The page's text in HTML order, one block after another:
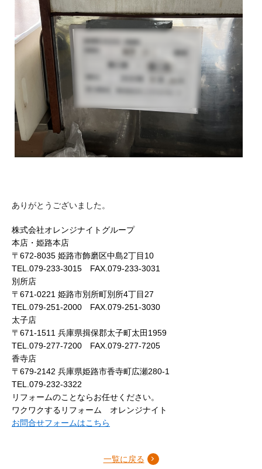
ありがとうございました。
株式会社オレンジナイトグループ
本店・姫路本店
〒672-8035 姫路市飾磨区中島2丁目10
TEL.079-233-3015 FAX.079-233-3031
別所店
〒671-0221 姫路市別所町別所4丁目27
TEL.079-251-2000 FAX.079-251-3030
太子店
〒671-1511 兵庫県揖保郡太子町太田1959
TEL.079-277-7200 FAX.079-277-7205
香寺店
〒679-2142 兵庫県姫路市香寺町広瀬280-1
TEL.079-232-3322
リフォームのことならお任せください。
ワクワクするリフォーム オレンジナイト
お問合せフォームはこちら
一覧に戻る